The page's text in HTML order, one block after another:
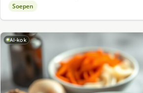
Soepen
AI-kok